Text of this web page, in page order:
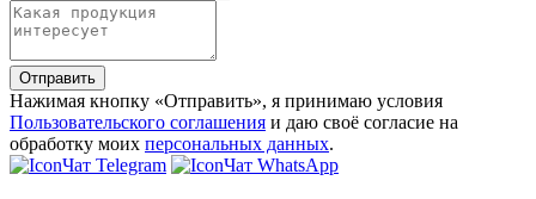
Отправить
Нажимая кнопку «Отправить», я принимаю условия
Пользовательского соглашения и даю своё согласие на
обработку моих персональных данных.
Чат Telegram
Чат WhatsApp